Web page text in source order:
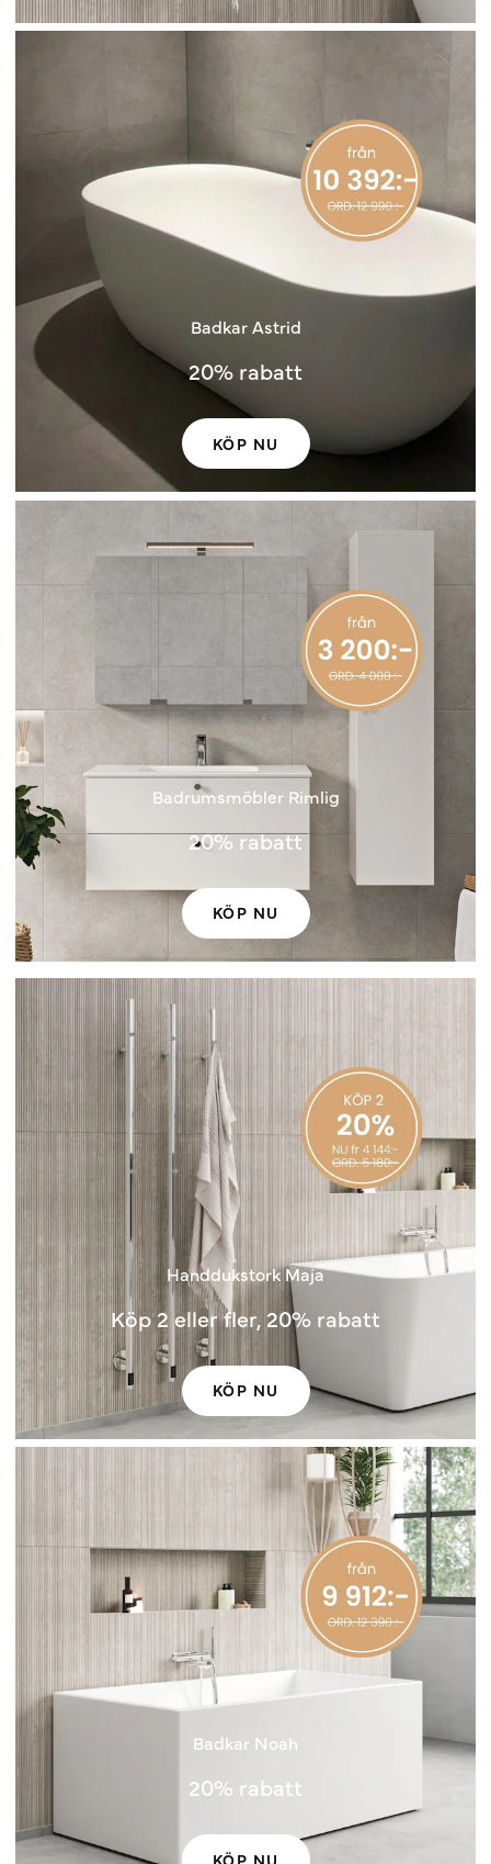
Badkar Astrid
20% rabatt
KÖP NU
Badrumsmöbler Rimlig
20% rabatt
KÖP NU
Handdukstork Maja
Köp 2 eller fler, 20% rabatt
KÖP NU
Badkar Noah
20% rabatt
KÖP NU